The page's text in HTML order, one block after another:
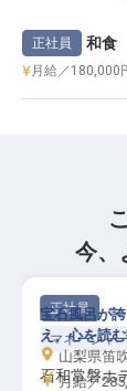
正社員 和食
月給／180,000
今、
正社員
マネージャ
石和常磐ホ
宝石風呂が
え、心を読
山梨県笛
月給／